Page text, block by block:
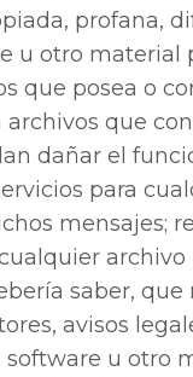
profana,
u otro material
que posea o
archivos que
dañar el
para
mensajes;
saber,
avisos
u otro